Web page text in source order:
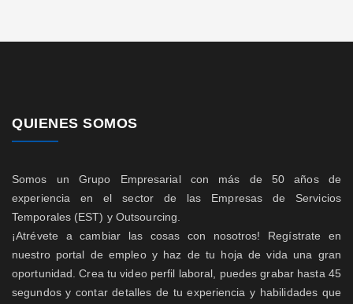
QUIENES SOMOS
Somos un Grupo Empresarial con más de 50 años de
experiencia en el sector de las Empresas de Servicios
Temporales (EST) y Outsourcing.
¡Atrévete a cambiar las cosas con nosotros! Regístrate en
nuestro portal de empleo y haz de tu hoja de vida una gran
oportunidad. Crea tu video perfil laboral, puedes grabar hasta 45
segundos y contar detalles de tu experiencia y habilidades que